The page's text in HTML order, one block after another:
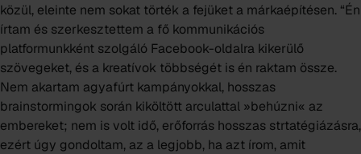
közül, eleinte nem sokat törték a fejüket a márkaépítésen. “Én
írtam és szerkesztettem a fő kommunikációs
platformunkként szolgáló Facebook-oldalra kikerülő
szövegeket, és a kreatívok többségét is én raktam össze.
Nem akartam agyafúrt kampányokkal, hosszas
brainstormingok során kiköltött arculattal »behúzni« az
embereket; nem is volt idő, erőforrás hosszas strtatégiázásra,
ezért úgy gondoltam, az a legjobb, ha azt írom, amit